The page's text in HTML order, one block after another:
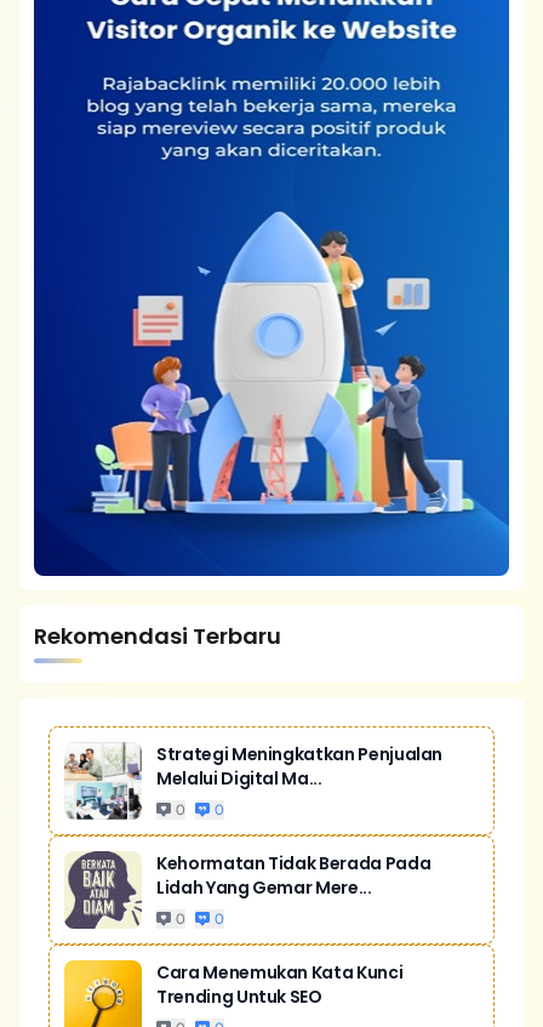
Rekomendasi Terbaru
Strategi Meningkatkan Penjualan
Melalui Digital Ma...
0 0
Kehormatan Tidak Berada Pada
Lidah Yang Gemar Mere...
0 0
Cara Menemukan Kata Kunci
Trending Untuk SEO